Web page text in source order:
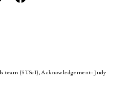
team (STScI), Acknowledgement: Judy